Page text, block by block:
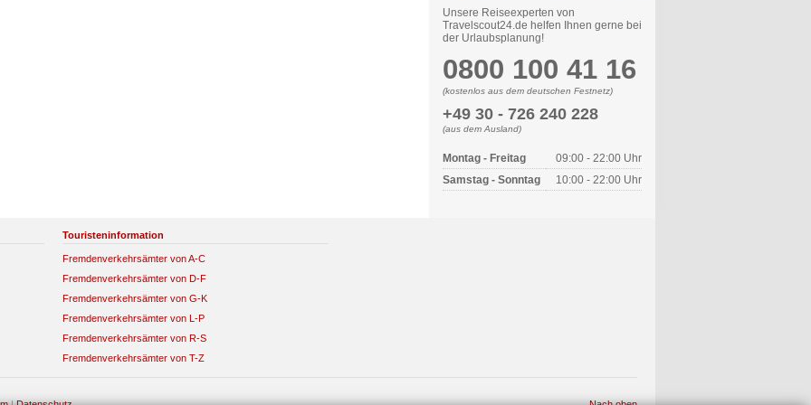
Unsere Reiseexperten von
Travelscout24.de helfen Ihnen gerne bei
der Urlaubsplanung!
0800 100 41 16
(kostenlos aus dem deutschen Festnetz)
+49 30 - 726 240 228
(aus dem Ausland)
Montag - Freitag
09:00 - 22:00 Uhr
Samstag - Sonntag
10:00 - 22:00 Uhr
Touristeninformation
Fremdenverkehrsämter von A-C
Fremdenverkehrsämter von D-F
Fremdenverkehrsämter von G-K
Fremdenverkehrsämter von L-P
Fremdenverkehrsämter von R-S
Fremdenverkehrsämter von T-Z